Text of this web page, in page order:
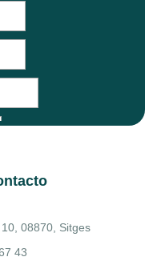
08870, Sitges
43